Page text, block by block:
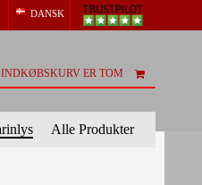
DANSK
ER TOM
Alle Produkter